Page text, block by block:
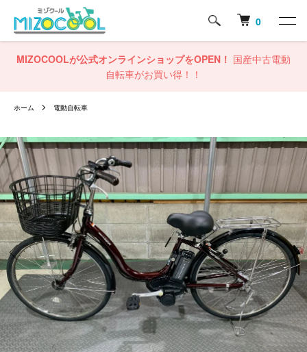
0
MIZOCOOLが公式オンラインショップをOPEN！ 国産中古電動
自転車がお買い得！！
ホーム 電動自転車